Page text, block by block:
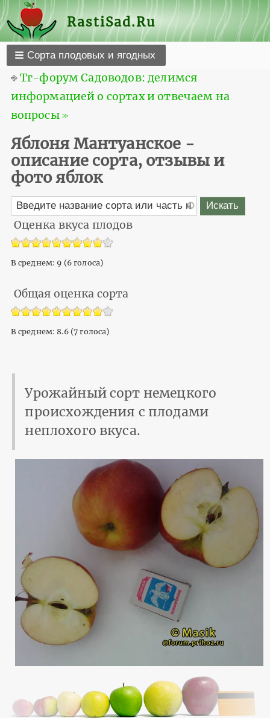
RastiSad.Ru
Сорта плодовых и ягодных
⎆Тг-форум Садоводов: делимся
информацией о сортах и отвечаем на
вопросы ≫
Яблоня Мантуанское -
описание сорта, отзывы и
фото яблок
Оценка вкуса плодов
В среднем: 9 (6голоса)
Общая оценка сорта
В среднем:8.6 (7 голоса)
Урожайный сорт немецкого
происхождения с плодами
неплохого вкуса.